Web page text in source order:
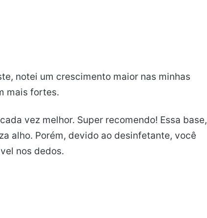
notei um crescimento maior nas minhas
mais fortes.
vez melhor. Super recomendo! Essa base,
alho. Porém, devido ao desinfetante, você
nos dedos.